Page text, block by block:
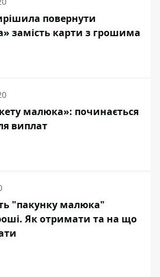
повернути
замість карти з грошима
малюка»: починається
виплат
"пакунку малюка"
Як отримати та на що